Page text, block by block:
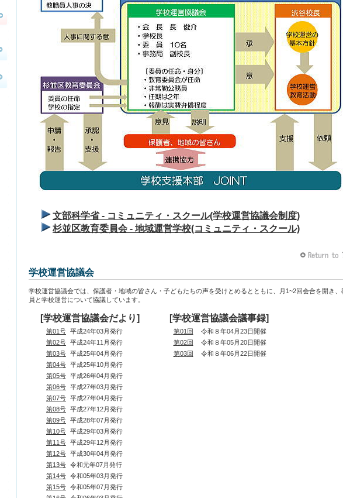
文部科学省 - コミュニティ・スクール(学校運営協議会制度)
杉並区教育委員会 - 地域運営学校(コミュニティ・スクール)
学校運営協議会
学校運営協議会では、保護者・地域の皆さん・子どもたちの声を受けとめるとともに、月1~2回会合を開き、
員と学校運営について協議しています。
[学校運営協議会だより] [学校運営協議会議事録]
第01号 平成24年03月発行 第01回
令和８年04月23日開催
第02号 平成24年11月発行 第02回
令和８年05月20日開催
第03号 平成25年04月発行 第03回
令和８年06月22日開催
第04号 平成25年10月発行
第05号 平成26年04月発行
第06号 平成27年03月発行
第07号 平成27年04月発行
第08号 平成27年12月発行
第09号 平成28年07月発行
第10号 平成29年03月発行
第11号 平成29年12月発行
第12号 平成30年04月発行
第13号 令和元年07月発行
第14号 令和05年03月発行
第15号 令和05年07月発行